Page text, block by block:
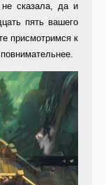
сказала, да и
пять вашего
присмотримся к
повнимательнее.